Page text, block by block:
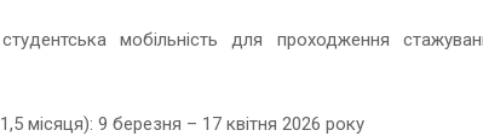
студентськамобільність для проходження
місяця): 9 березня – 17 квітня 2026 року